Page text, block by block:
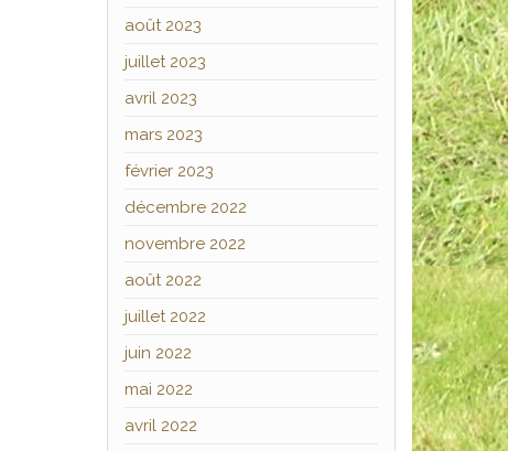
août 2023
juillet 2023
avril 2023
mars 2023
février 2023
décembre 2022
novembre 2022
août 2022
juillet 2022
juin 2022
mai 2022
avril 2022